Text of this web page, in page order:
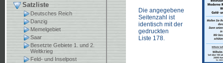
Satzliste
Deutsches Reich
Danzig
Memelgebiet
Saar
Besetzte Gebiete 1. und 2.
Weltkrieg
Feld- und Inselpost
Die angegebene
Seitenzahl ist
identisch mit der
gedruckten
Liste 178.